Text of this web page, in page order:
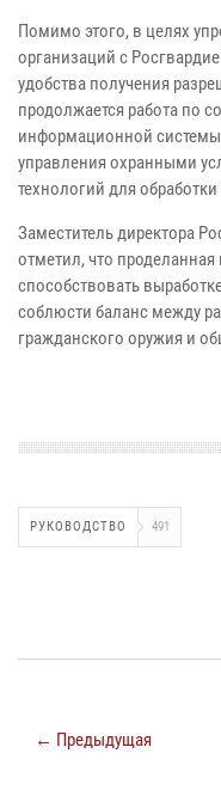
Помимо этого, в целях
организаций с
удобства получения
продолжается работа по
информационной
управления охранными
технологий для
Заместитель директора
отметил, что проделанная
способствовать
соблюсти баланс между
гражданского оружия и
РУКОВОДСТВО 491
← Предыдущая